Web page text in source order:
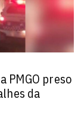
PMGO preso
da